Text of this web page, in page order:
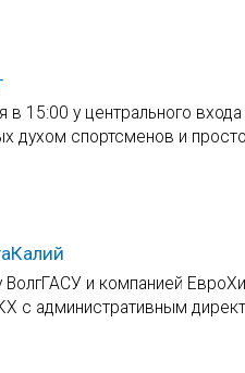
15:00 у центрального
духом спортсменов и
и компанией
с административным